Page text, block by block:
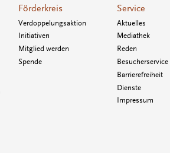
Förderkreis
Verdoppelungsaktion
Initiativen
Mitglied werden
Spende
Service
Aktuelles
Mediathek
Reden
Besucherservice
Barrierefreiheit
Dienste
Impressum